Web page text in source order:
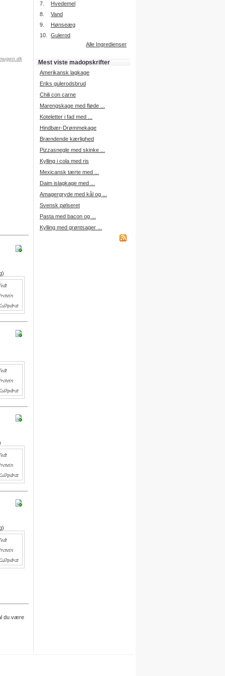
du være
Intelligent søgning
Få foreslået opskrifter.
Prøv vores nye "Foreslå
Læs mere her.
Vi har nu oprettet et mad forum,
hvor i kan dele jeres erfaringer.
Log på med dine oplysninger fra
Madopskrifter.nu.
Gå til forum
Indkøbsliste på SMS
på SMS.
For at benytte SMS funktionen,
købt et abonnement.
7.
Hvedemel
8.
Vand
9.
Hønseæg
10.
Gulerod
Alle Ingredienser
Mest viste madopskrifter
Amerikansk lagkage
Eriks gulerodsbrud
Chili con carne
Marengskage med fløde ...
Koteletter i fad med ...
Hindbær-Drømmekage
Brændende kærlighed
Pizzasnegle med skinke ...
Kylling i cola med ris
Mexicansk tærte med ...
Daim islagkage med ...
Amagergryde med kål og ...
Svensk pølseret
Pasta med bacon og ...
Kylling med grøntsager ...